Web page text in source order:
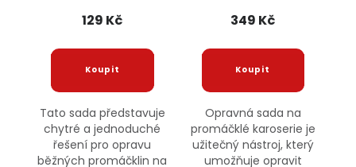
129 Kč
Tato sada představuje
chytré a jednoduché
řešení pro opravu
běžných promáčklin na
KRAFT&DELE
349 Kč
Opravná sada na
promáčklé karoserie je
užitečný nástroj, který
umožňuje opravit